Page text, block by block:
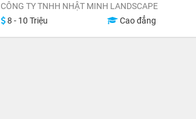
CÔNG TY TNHH NHẬT MINH LANDSCAPE
8 - 10 Triệu
Cao đẳng